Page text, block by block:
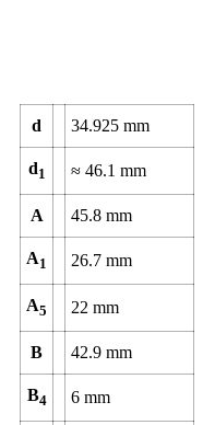
d 34.925 mm
d1 ≈ 46.1 mm
A 45.8 mm
A1 26.7 mm
A5 22 mm
B 42.9 mm
B4 6 mm